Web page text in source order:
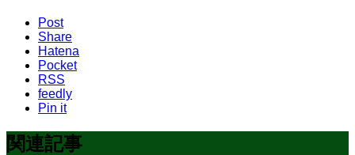
Post
Share
Hatena
Pocket
RSS
feedly
Pin it
関連記事